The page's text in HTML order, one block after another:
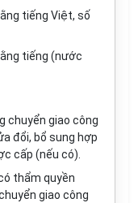
tiếng Việt, số
tiếng (nước
chuyển giao công
đổi, bổ sung hợp
cấp (nếu có).
thẩm quyền
giao công